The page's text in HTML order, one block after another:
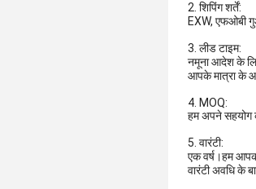
2. शिपिंग शर्तें:
EXW, एफओबी
3. लीड टाइम:
नमूना आदेश के
आपके मात्रा के
4. MOQ:
हम अपने सहयोग
5. वारंटी:
एक वर्ष।हम
वारंटी अवधि के